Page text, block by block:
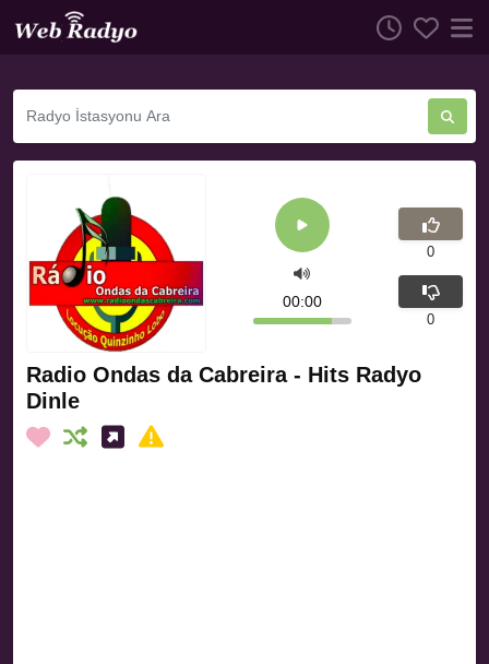
Radio Ondas da Cabreira - Hits Radyo
Dinle
00:00
0
0